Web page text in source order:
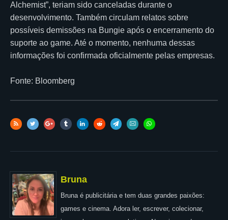
Alchemist”, teriam sido canceladas durante o
desenvolvimento. Também circulam relatos sobre
possíveis demissões na Bungie após o encerramento do
suporte ao game. Até o momento, nenhuma dessas
informações foi confirmada oficialmente pelas empresas.
Fonte: Bloomberg
Bruna
Bruna é publicitária e tem duas grandes paixões:
games e cinema. Adora ler, escrever, colecionar,